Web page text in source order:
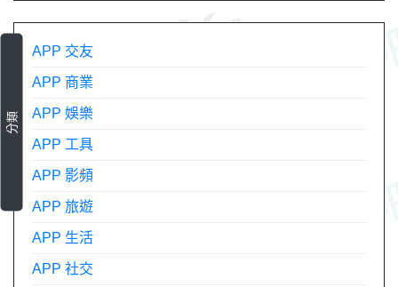
分類
APP 交友
APP 商業
APP 娛樂
APP 工具
APP 影頻
APP 旅遊
APP 生活
APP 社交